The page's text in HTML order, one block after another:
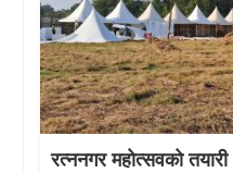
रत्ननगर महोत्सवको